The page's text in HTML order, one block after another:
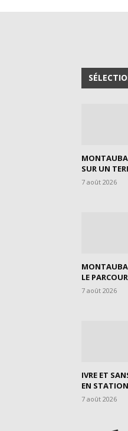
SUR UN
7 août 2026
LE
7 août 2026
IVRE ET
EN
7 août 2026